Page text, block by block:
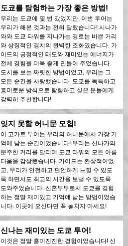
도쿄를 탐험하는 가장 좋은 방법!
우리는 도쿄에 몇 번 갔었지만, 이번 투어는
우리가 해본 것과는 전혀 달랐습니다! 시나가
와와 도쿄 타워를 지나가는 경로는 바쁜 거리
와 상징적인 경치의 완벽한 조화였습니다. 가
이드의 긍정적인 태도와 재미있는 에너지가
전체 경험을 더욱 좋게 만들어 주었습니다.
도시를 보는 짜릿한 방법이었고, 우리는 그
모든 순간을 사랑했습니다. 도쿄를 독특하고
흥미로운 방식으로 탐험하고 싶은 분들에게
강력히 추천합니다!
잊지 못할 허니문 모험!
이 고카트 투어는 우리의 허니문에서 가장 기
억에 남는 순간이었습니다! 우리는 신나가의
분주한 거리를 달리며 도쿄 타워의 모든 아름
다움을 감상했습니다. 가이드는 환상적이었
고, 우리가 안전하고 편안하게 느낄 수 있도
록 하면서도 최고의 시간을 보낼 수 있도록
도와주었습니다. 신혼부부로서 도쿄를 경험
하는 정말 재미있고 기억에 남는 방법이었습
니다. 이곳에 오신다면 꼭 놓치지 마세요!
신나는 재미있는 도쿄 투어!
이것은 정말 흥미진진한 경험이었습니다! 신